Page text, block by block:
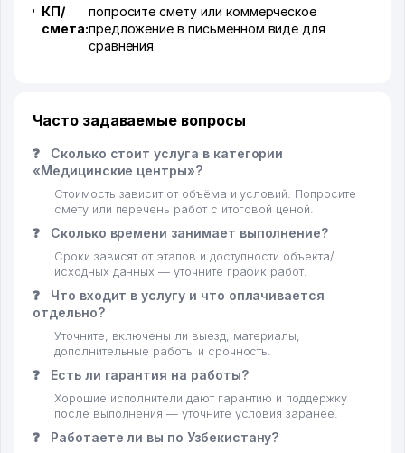
КП/
смета:
попросите смету или коммерческое
предложение в письменном виде для
сравнения.
Часто задаваемые вопросы
❓
Сколько стоит услуга в категории
«Медицинские центры»?
Стоимость зависит от объёма и условий. Попросите
смету или перечень работ с итоговой ценой.
❓ Сколько времени занимает выполнение?
Сроки зависят от этапов и доступности объекта/
исходных данных — уточните график работ.
❓
Что входит в услугу и что оплачивается
отдельно?
Уточните, включены ли выезд, материалы,
дополнительные работы и срочность.
❓ Есть ли гарантия на работы?
Хорошие исполнители дают гарантию и поддержку
после выполнения — уточните условия заранее.
❓ Работаете ли вы по Узбекистану?